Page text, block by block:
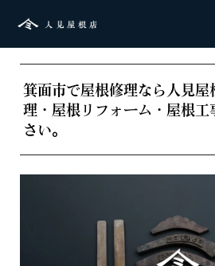
箕面市で屋根修理なら人見屋
理・屋根リフォーム・屋根工
さい。